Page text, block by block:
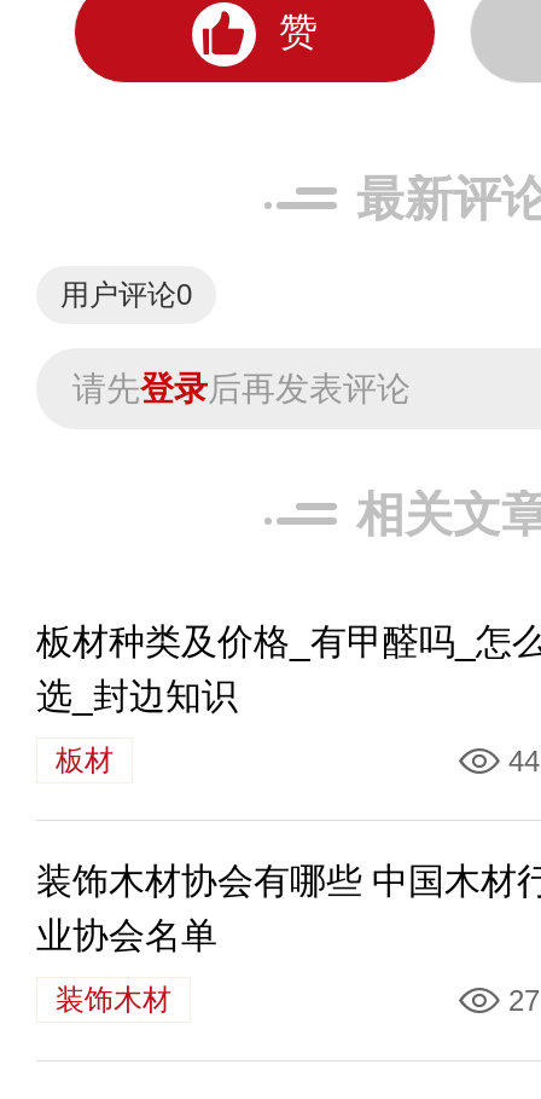
赞
最新评
用户评论0
请先登录后再发表评论
相关文
板材种类及价格_有甲醛吗_怎
选_封边知识
板材
装饰木材协会有哪些 中国木材
业协会名单
装饰木材